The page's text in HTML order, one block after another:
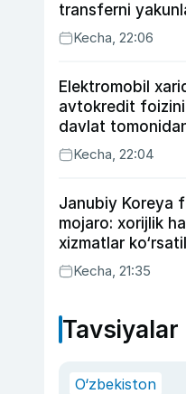
transferni
Kecha, 22:06
Elektromobil
avtokredit
davlat
berilishi mumkin
Kecha, 22:04
Janubiy Koreya
mojaro: xorijlik
xizmatlar
qilindi
Kecha, 21:35
Tavsiyalar
O‘zbekiston